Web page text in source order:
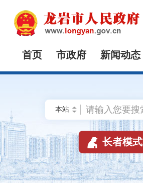
首页 市政府 新闻动态
 长者模式